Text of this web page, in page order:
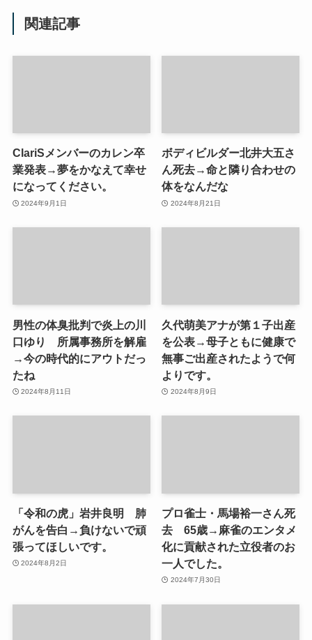
関連記事
ClariSメンバーのカレン卒
業発表→夢をかなえて幸せ
になってください。
2024年9月1日
ボディビルダー北井大五さ
ん死去→命と隣り合わせの
体をなんだな
2024年8月21日
男性の体臭批判で炎上の川
口ゆり 所属事務所を解雇
→今の時代的にアウトだっ
たね
2024年8月11日
久代萌美アナが第１子出産
を公表→母子ともに健康で
無事ご出産されたようで何
よりです。
2024年8月9日
「令和の虎」岩井良明 肺
がんを告白→負けないで頑
張ってほしいです。
2024年8月2日
プロ雀士・馬場裕一さん死
去 65歳→麻雀のエンタメ
化に貢献された立役者のお
一人でした。
2024年7月30日